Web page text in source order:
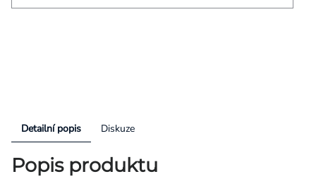
Detailní popis Diskuze
Popis produktu